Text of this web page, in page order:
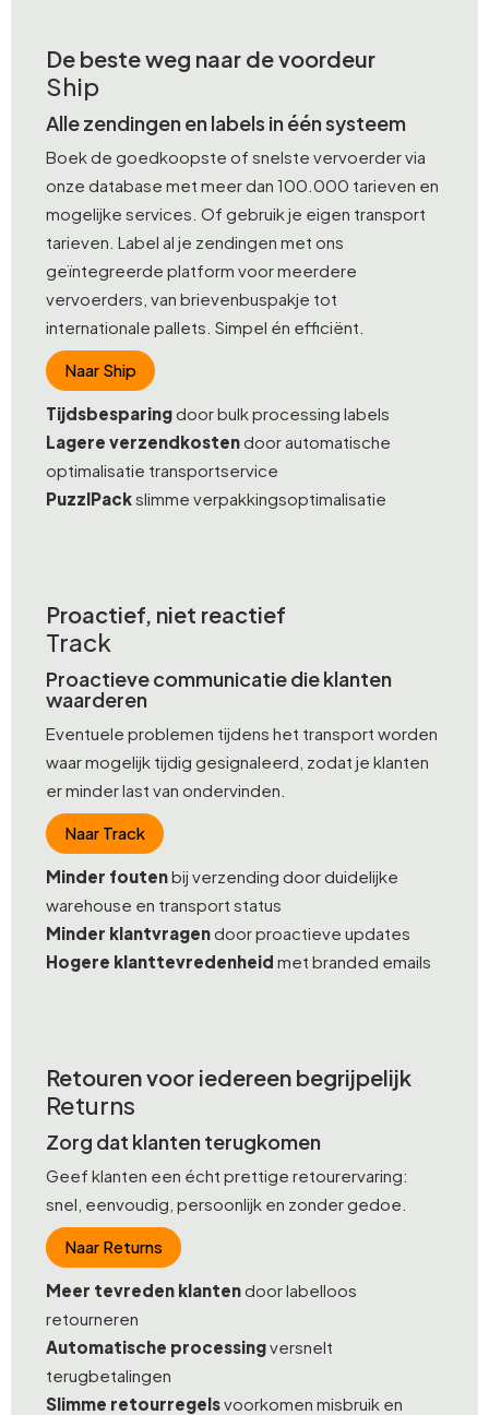
De beste weg naar de voordeur
Ship
Alle zendingen en labels in één systeem
Boek de goedkoopste of snelste vervoerder via
onze database met meer dan 100.000 tarieven en
mogelijke services. Of gebruik je eigen transport
tarieven. Label al je zendingen met ons
geïntegreerde platform voor meerdere
vervoerders, van brievenbuspakje tot
internationale pallets. Simpel én efficiënt.
Naar Ship
Tijdsbesparingdoor bulk processing labels
Lagere verzendkostendoor automatische
optimalisatie transportservice
PuzzlPackslimme verpakkingsoptimalisatie
Proactief, niet reactief
Track
Proactieve communicatie die klanten
waarderen
Eventuele problemen tijdens het transport worden
waar mogelijk tijdig gesignaleerd, zodat je klanten
er minder last van ondervinden.
Naar Track
Minder foutenbij verzending door duidelijke
warehouse en transport status
Minder klantvragendoor proactieve updates
Hogere klanttevredenheid met branded emails
Retouren voor iedereen begrijpelijk
Returns
Zorg dat klanten terugkomen
Geef klanten een écht prettige retourervaring:
snel, eenvoudig, persoonlijk en zonder gedoe.
Naar Returns
Meer tevreden klantendoor labelloos
retourneren
Automatische processingversnelt
terugbetalingen
Slimme retourregelsvoorkomen misbruik en